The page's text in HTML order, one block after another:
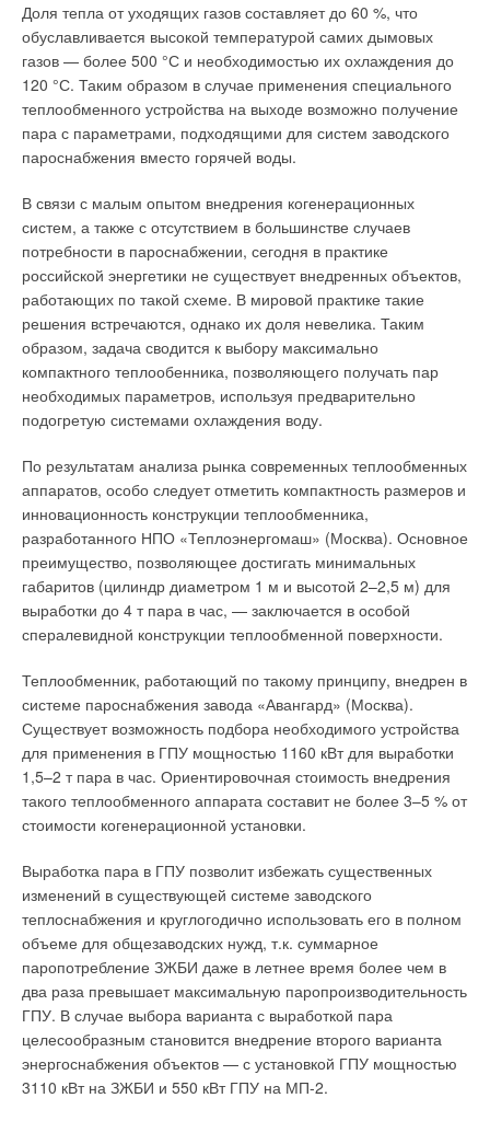
Доля тепла от уходящих газов составляет до 60 %, что
обуславливается высокой температурой самих дымовых
газов — более 500 °С и необходимостью их охлаждения до
120 °С. Таким образом в случае применения специального
теплообменного устройства на выходе возможно получение
пара с параметрами, подходящими для систем заводского
пароснабжения вместо горячей воды.
В связи с малым опытом внедрения когенерационных
систем, а также с отсутствием в большинстве случаев
потребности в пароснабжении, сегодня в практике
российской энергетики не существует внедренных объектов,
работающих по такой схеме. В мировой практике такие
решения встречаются, однако их доля невелика. Таким
образом, задача сводится к выбору максимально
компактного теплообенника, позволяющего получать пар
необходимых параметров, используя предварительно
подогретую системами охлаждения воду.
По результатам анализа рынка современных теплообменных
аппаратов, особо следует отметить компактность размеров и
инновационность конструкции теплообменника,
разработанного НПО «Теплоэнергомаш» (Москва). Основное
преимущество, позволяющее достигать минимальных
габаритов (цилиндр диаметром 1 м и высотой 2–2,5 м) для
выработки до 4 т пара в час, — заключается в особой
спералевидной конструкции теплообменной поверхности.
Теплообменник, работающий по такому принципу, внедрен в
системе пароснабжения завода «Авангард» (Москва).
Существует возможность подбора необходимого устройства
для применения в ГПУ мощностью 1160 кВт для выработки
1,5–2 т пара в час. Ориентировочная стоимость внедрения
такого теплообменного аппарата составит не более 3–5 % от
стоимости когенерационной установки.
Выработка пара в ГПУ позволит избежать существенных
изменений в существующей системе заводского
теплоснабжения и круглогодично использовать его в полном
объеме для общезаводских нужд, т.к. суммарное
паропотребление ЗЖБИ даже в летнее время более чем в
два раза превышает максимальную паропроизводительность
ГПУ. В случае выбора варианта с выработкой пара
целесообразным становится внедрение второго варианта
энергоснабжения объектов — с установкой ГПУ мощностью
3110 кВт на ЗЖБИ и 550 кВт ГПУ на МП-2.
Это служит доказательством того, что современное тепло
умеет быть не только безопасным и дешевым, но еще и
тихим. Бесшумной бытовой техники сейчас выпускается
великое множество — помимо упомянутых приборов, это и
кухонные вытяжки, посудомоечные машины, комбайны,
кофемолки, холодильники и фены… Словом, ведущие
производители предоставляют нам все возможности
обеспечить уют, комфорт и тишину в доме.
Однако не стоит целиком полагаться на бесшумную технику.
Грамотная шумоизоляция окон, дверей, а в отдельных
случаях и стен с потолками позволит защитить обитателей
дома или квартиры от неблагоприятного воздействия
громких звуков с улицы или беспокойных соседей.
Читайте по теме:
ЖУРНАЛ СОК ОКТЯБРЬ 2016
→
Elco — новый бренд конденсационных котлов на
российском рынке
ЖУРНАЛ СОК СЕНТЯБРЬ 2016
→ Солнечное теплоснабжение в мире и в России
→ Настенные двухконтурные газовые котлы. Обзор рынка
ЖУРНАЛ СОК АВГУСТ 2013
→ Однофазные проточные водонагреватели. Обзор рынка
ЖУРНАЛ СОК ИЮНЬ 2013
Уведомления отключены
Комментарии
Добавить комментарий
Ваше имя *
Ваш E-mail *